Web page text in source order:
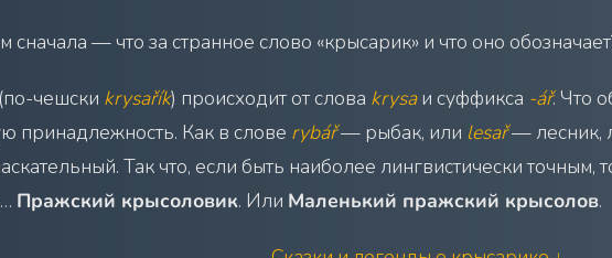
сначала — что за странное слово «крысарик» и что оно
(по-чешски krysařík) происходит от слова krysaи суффикса -ář. Что
принадлежность. Как в слове rybář— рыбак, или lesař— лесник,
Так что, если быть наиболее лингвистически
Пражский крысоловик. Или Маленький пражский крысолов.